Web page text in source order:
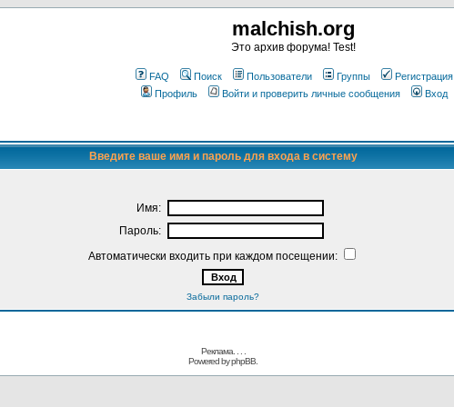
malchish.org
Это архив форума! Test!
FAQ Поиск Пользователи Группы
Регистрация
Профиль
Войти и проверить личные сообщения Вход
Введите ваше имя и пароль для входа в систему
Имя:
Пароль:
Автоматически входить при каждом посещении:
Забыли пароль?
Реклама. . .
Powered byphpBB.